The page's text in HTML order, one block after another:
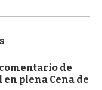
de
plena Cena de